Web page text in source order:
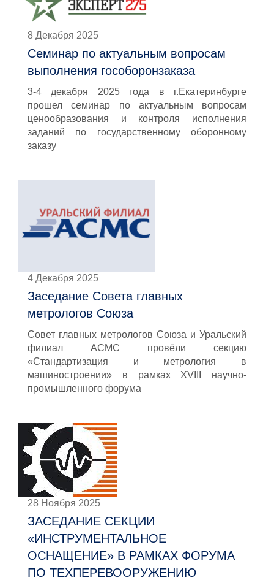
8 Декабря 2025
Семинар по актуальным вопросам
выполнения гособоронзаказа
3-4 декабря 2025 года в г.Екатеринбурге
прошел семинар по актуальным вопросам
ценообразования и контроля исполнения
заданий по государственному оборонному
заказу
4 Декабря 2025
Заседание Совета главных
метрологов Союза
Совет главных метрологов Союза и Уральский
филиал АСМС провёли секцию
«Стандартизация и метрология в
машиностроении» в рамках XVIII научно-
промышленного форума
28 Ноября 2025
ЗАСЕДАНИЕ СЕКЦИИ
«ИНСТРУМЕНТАЛЬНОЕ
ОСНАЩЕНИЕ» В РАМКАХ ФОРУМА
ПО ТЕХПЕРЕВООРУЖЕНИЮ